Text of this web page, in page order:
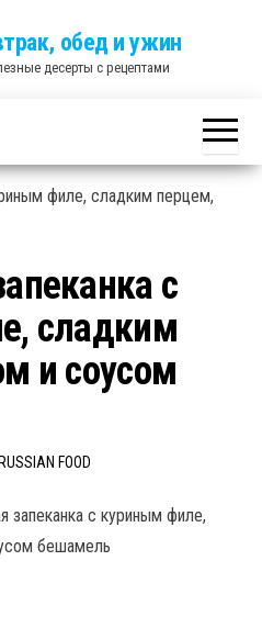
обед и ужин
десерты с рецептами
с
сладким
и соусом
RUSSIAN FOOD